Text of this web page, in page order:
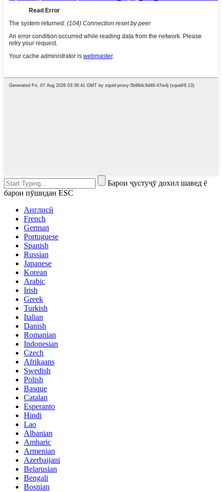
Барои ҷустуҷӯ дохил шавед ё
барои пӯшидан ESC
Англисӣ
French
German
Portuguese
Spanish
Russian
Japanese
Korean
Arabic
Irish
Greek
Turkish
Italian
Danish
Romanian
Indonesian
Czech
Afrikaans
Swedish
Polish
Basque
Catalan
Esperanto
Hindi
Lao
Albanian
Amharic
Armenian
Azerbaijani
Belarusian
Bengali
Bosnian